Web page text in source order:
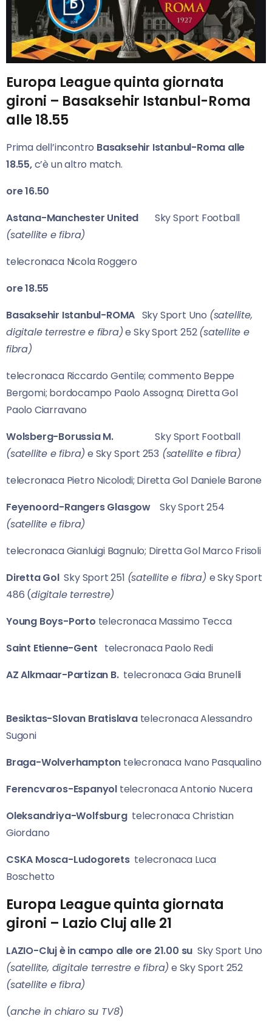
Europa League quinta giornata
gironi – Basaksehir Istanbul-Roma
alle 18.55
Prima dell’incontro Basaksehir Istanbul-Roma alle
18.55,c’è un altro match.
ore 16.50
Astana-Manchester United Sky Sport Football
(satellite e fibra)
telecronaca Nicola Roggero
ore 18.55
Basaksehir Istanbul-ROMA Sky Sport Uno (satellite,
digitale terrestre e fibra)e Sky Sport 252(satellite e
fibra)
telecronaca Riccardo Gentile; commento Beppe
Bergomi; bordocampo Paolo Assogna; Diretta Gol
Paolo Ciarravano
Wolsberg-Borussia M. Sky Sport Football
(satellite e fibra) e Sky Sport 253 (satellite e fibra)
telecronaca Pietro Nicolodi; Diretta Gol Daniele Barone
Feyenoord-Rangers GlasgowSky Sport 254
(satellite e fibra)
telecronaca Gianluigi Bagnulo; Diretta Gol Marco Frisoli
Diretta GolSky Sport 251 (satellite e fibra) e Sky Sport
486 (digitale terrestre)
Young Boys-Porto telecronaca Massimo Tecca
Saint Etienne-Gent telecronaca Paolo Redi
AZ Alkmaar-Partizan B. telecronaca Gaia Brunelli
Besiktas-Slovan Bratislava telecronaca Alessandro
Sugoni
Braga-Wolverhampton telecronaca Ivano Pasqualino
Ferencvaros-Espanyol telecronaca Antonio Nucera
Oleksandriya-Wolfsburg telecronaca Christian
Giordano
CSKA Mosca-Ludogorets telecronaca Luca
Boschetto
Europa League quinta giornata
gironi – Lazio Cluj alle 21
LAZIO-Cluj è in campo alle ore 21.00 su Sky Sport Uno
(satellite, digitale terrestre e fibra) e Sky Sport 252
(satellite e fibra)
(anche in chiaro su TV8)